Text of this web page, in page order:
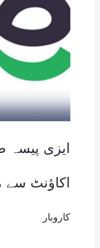
ایزی پیسہ
اکاؤنٹ سے
کاروبار